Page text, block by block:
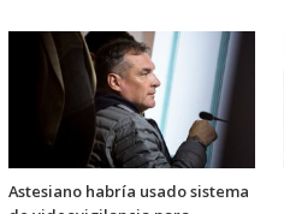
Astesiano habría usado sistema